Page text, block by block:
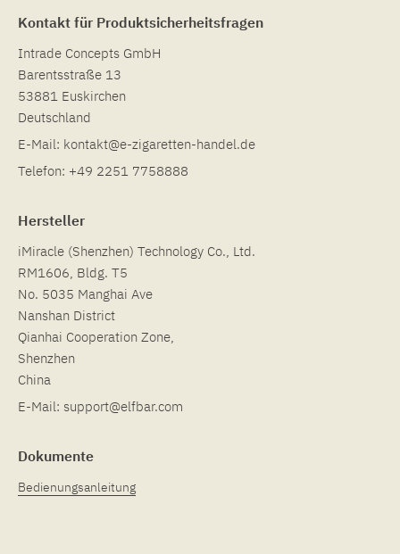
Kontakt für Produktsicherheitsfragen
Intrade Concepts GmbH
Barentsstraße 13
53881 Euskirchen
Deutschland
E-Mail: kontakt@e-zigaretten-handel.de
Telefon: +49 2251 7758888
Hersteller
iMiracle (Shenzhen) Technology Co., Ltd.
RM1606, Bldg. T5
No. 5035 Manghai Ave
Nanshan District
Qianhai Cooperation Zone,
Shenzhen
China
E-Mail: support@elfbar.com
Dokumente
Bedienungsanleitung